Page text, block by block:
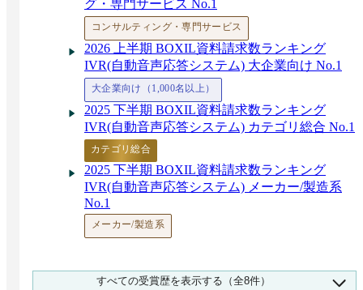
グ・専門サービス No.1
コンサルティング・専門サービス
2026 上半期 BOXIL資料請求数ランキング
IVR(自動音声応答システム) 大企業向け No.1
大企業向け（1,000名以上）
2025 下半期 BOXIL資料請求数ランキング
IVR(自動音声応答システム) カテゴリ総合 No.1
カテゴリ総合
2025 下半期 BOXIL資料請求数ランキング
IVR(自動音声応答システム) メーカー/製造系
No.1
メーカー/製造系
2025 下半期 BOXIL資料請求数ランキング
すべての受賞歴を表示する（全8件）